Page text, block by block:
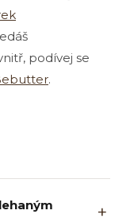
podívej se
.